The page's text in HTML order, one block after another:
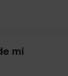
mi